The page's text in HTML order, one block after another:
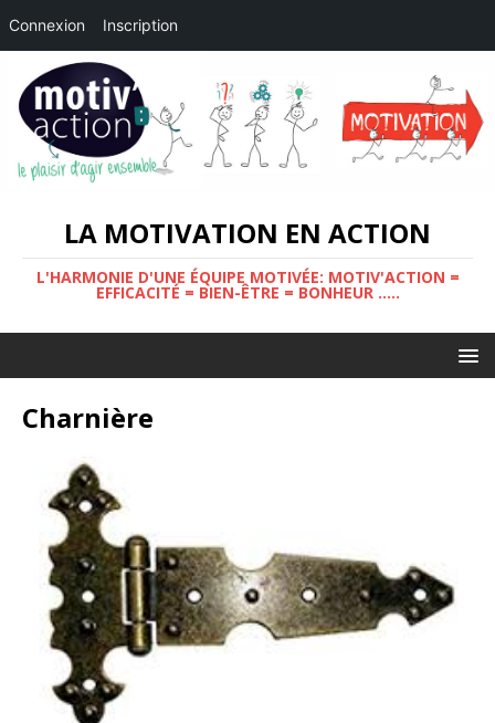
Connexion Inscription
LA MOTIVATION EN ACTION
L'HARMONIE D'UNE ÉQUIPE MOTIVÉE: MOTIV'ACTION =
EFFICACITÉ = BIEN-ÊTRE = BONHEUR .....
Charnière